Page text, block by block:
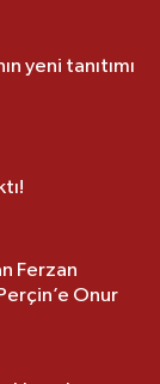
yeni tanıtımı
Ferzan
Onur